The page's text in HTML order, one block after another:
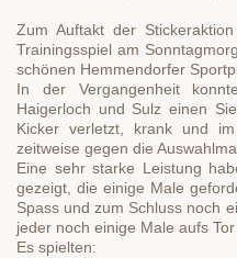
Zum Auftakt der
Trainingsspiel am
schönen Hemmendorfer
In der Vergangenheit
Haigerloch und Sulz einen
Kicker verletzt, krank und
zeitweise gegen die
Eine sehr starke Leistung
gezeigt, die einige Male
Spass und zum Schluss noch
jeder noch einige Male aufs
Es spielten: